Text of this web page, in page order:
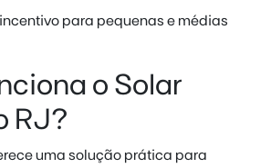
para pequenas e médias
o Solar
RJ?
uma solução prática para